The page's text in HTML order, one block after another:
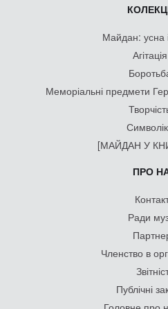
Майдан: усна
Агітація
Меморіальні предмети
[МАЙДАН У
ПРО
Ради
Членство в
Публічні